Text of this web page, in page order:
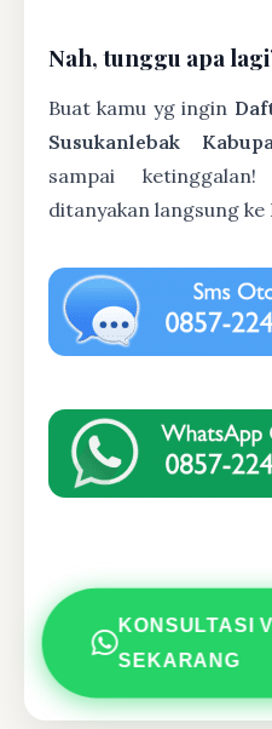
Nah, tunggu apa
Buat kamu yg ingin
Susukanlebak
sampai
ditanyakan langsung ke
KONSULTASI
SEKARANG